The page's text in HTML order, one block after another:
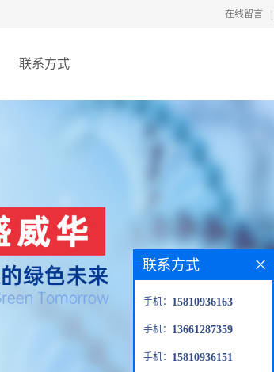
在线留言
联系方式
联系方式
手机： 15810936163
手机： 13661287359
手机： 15810936151